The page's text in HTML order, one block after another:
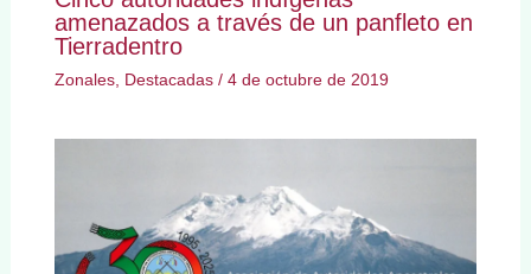
amenazados a través de un panfleto en
Tierradentro
Zonales, Destacadas/ 4 de octubre de 2019